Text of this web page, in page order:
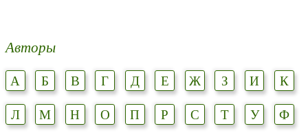
Авторы
А Б В Г Д Е Ж З И
К
Л
М Н О П Р С Т У
Ф